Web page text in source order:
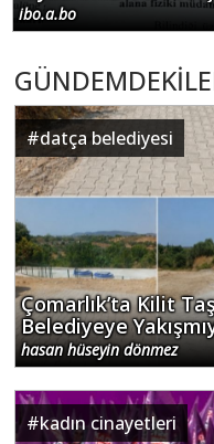
ibo.a.bo
#datça belediyesi
Çomarlık’ta Kilit
Belediyeye
hasan hüseyin dönmez
#kadın cinayetleri